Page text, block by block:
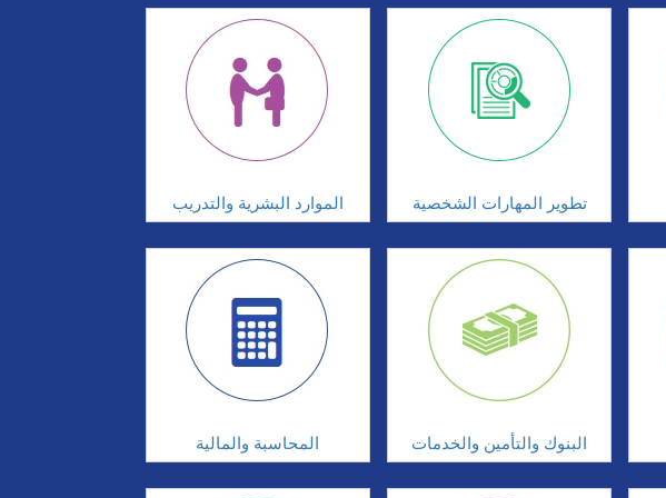
الموارد البشرية والتدريب تطوير المهارات الشخصية
المحاسبة والمالية البنوك والتأمين والخدمات